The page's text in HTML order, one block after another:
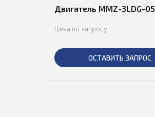
Двигатель MMZ-3LDG-05
Цена по запросу
ОСТАВИТЬ ЗАПРОС